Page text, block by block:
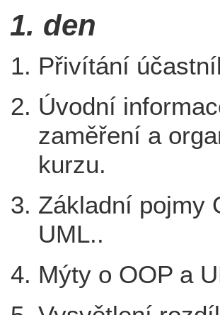
1. den
Přivítání
Úvodní
zaměření a
kurzu.
Základní pojmy
UML..
Mýty o OOP a